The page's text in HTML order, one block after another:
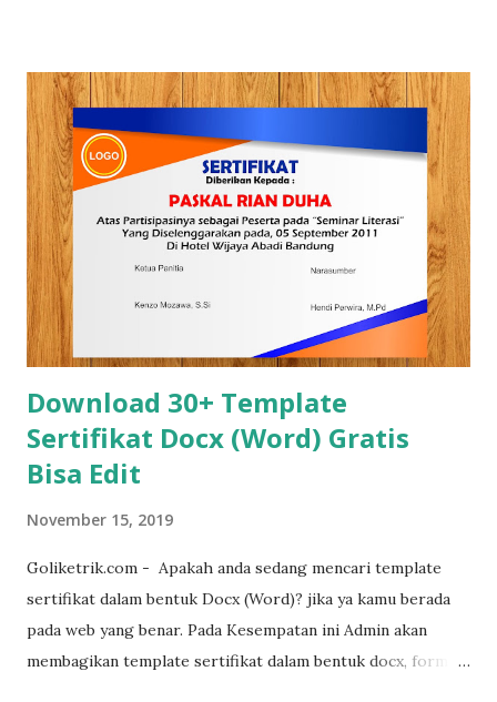
bahwa pada saat membuat laporan, membuat proposal dan
membuat makalah selain dari mempersiapkan isinya secara
matang kita juga harus memperhatikan desain covernya,
karena cover salah satu bagian yang sangat krusial untuk
menentukan apakah laporan,proposal dan makalah yang
kamu buat akan dibaca atau tidak. Jika ditanya apakah
penting membuat cover yang menarik dan kreatif? tentu
jawabannya adalah Ya, karena cover menjadi bagian yang
tidak terpisakan dari laporan, proposal dan d...
Download 30+ Template
Sertifikat Docx (Word) Gratis
Bisa Edit
November 15, 2019
Goliketrik.com - Apakah anda sedang mencari template
sertifikat dalam bentuk Docx (Word)? jika ya kamu berada
pada web yang benar. Pada Kesempatan ini Admin akan
membagikan template sertifikat dalam bentuk docx, format